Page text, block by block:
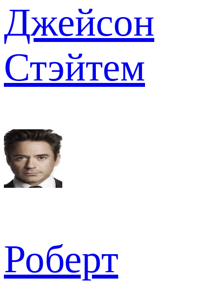
Джейсон
Стэйтем
Роберт